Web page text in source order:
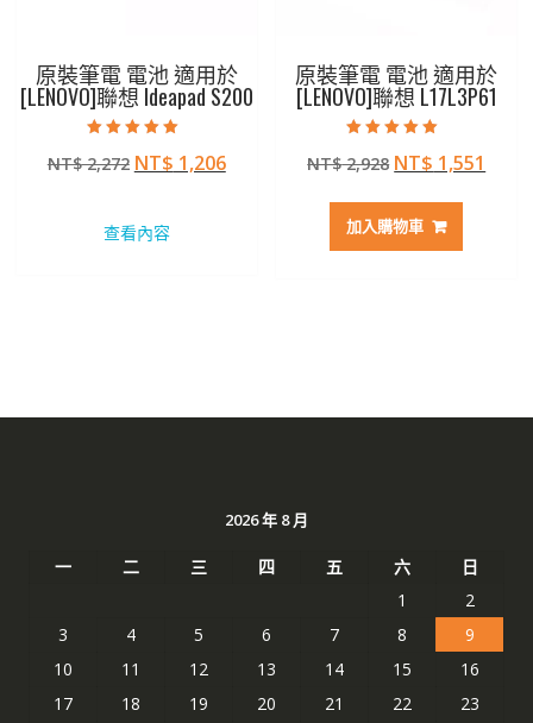
原裝筆電 電池 適用於
[LENOVO]聯想 Ideapad S200
5.00
滿分 5
NT$2,272 原
格：
NT$ 1,206目
查看內容
原裝筆電 電池 適用於
[LENOVO]聯想 L17L3P61
5.00
滿分 5
NT$2,928 原
價
格：
NT$ 1,551
加入購物車
2026 年 8 月
一 二 三 四 五 六
日
1
2
3
4 5 6 7 8
9
10
11 12 13 14 15
16
17
18 19 20 21 22
23